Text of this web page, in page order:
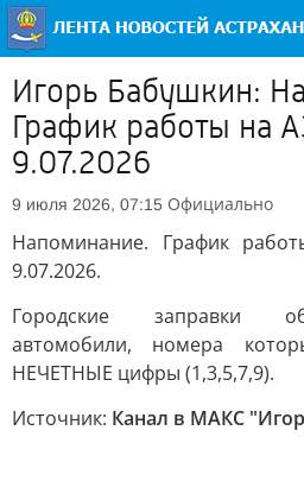
Игорь Бабушкин:
График работы на
9.07.2026
9 июля 2026, 07:15 Официально
Напоминание. График
9.07.2026.
Городские заправки
автомобили, номера
НЕЧЕТНЫЕ цифры (1,3,5,7,9).
Источник: Канал в МАКС